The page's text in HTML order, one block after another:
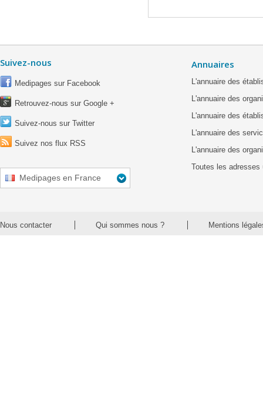
Suivez-nous
Medipages sur Facebook
Retrouvez-nous sur Google +
Suivez-nous sur Twitter
Suivez nos flux RSS
Medipages en France
Annuaires
L'annuaire des
L'annuaire des
L'annuaire des
L'annuaire des
L'annuaire des
Toutes les adresses
Nous contacter Qui sommes nous ? Mentions